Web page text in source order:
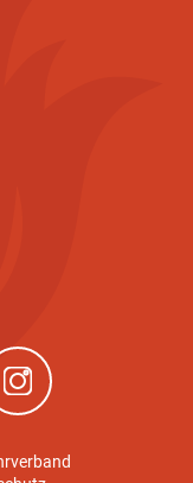
(neues Fenster)